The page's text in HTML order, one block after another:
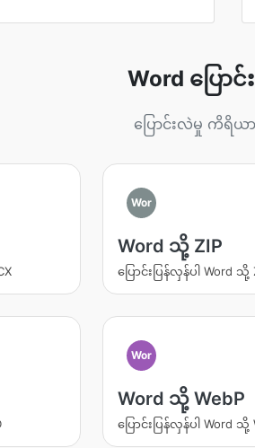
Word ပြောင်
ပြောင်းလဲမှု ကိရိယာ
Wor
Word သို့ ZIP
ပြောင်းပြန်လှန်ပါ Word သို့
Wor
Word သို့ WebP
ပြောင်းပြန်လှန်ပါ Word သို့